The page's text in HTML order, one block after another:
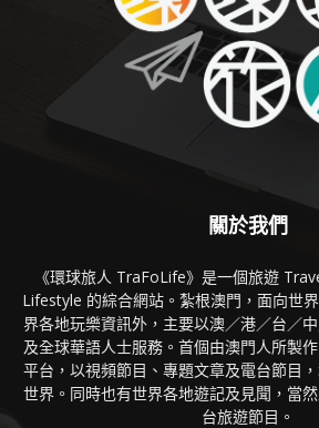
關於我們
《環球旅人 TraFoLife》是一個旅遊
Lifestyle 的綜合網站。紮根澳門，面向世
界各地玩樂資訊外，主要以澳／港／台／
及全球華語人士服務。首個由澳門人所製
平台，以視頻節目、專題文章及電台節目
世界。同時也有世界各地遊記及見聞，當
台旅遊節目。